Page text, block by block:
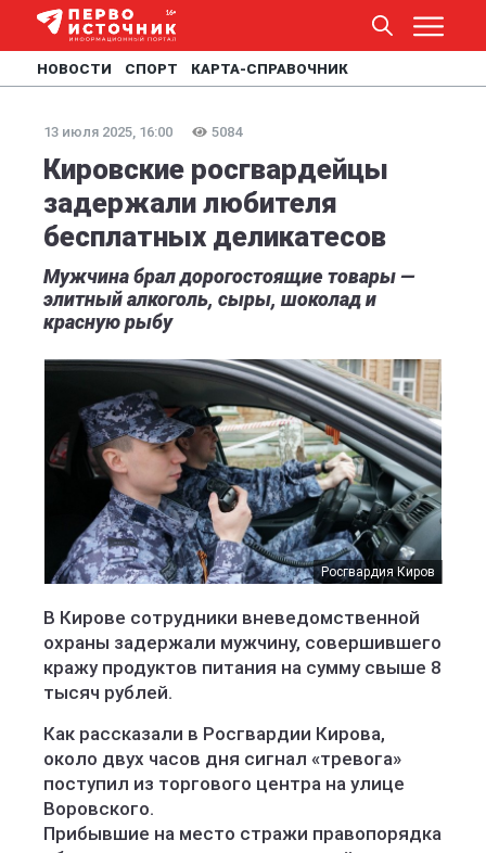
НОВОСТИ СПОРТ КАРТА-СПРАВОЧНИК
13 июля 2025, 16:00 5084
Кировские росгвардейцы
задержали любителя
бесплатных деликатесов
Мужчина брал дорогостоящие товары —
элитный алкоголь, сыры, шоколад и
красную рыбу
Росгвардия Киров
В Кирове сотрудники вневедомственной
охраны задержали мужчину, совершившего
кражу продуктов питания на сумму свыше 8
тысяч рублей.
Как рассказали в Росгвардии Кирова,
около двух часов дня сигнал «тревога»
поступил из торгового центра на улице
Воровского.
Прибывшие на место стражи правопорядка